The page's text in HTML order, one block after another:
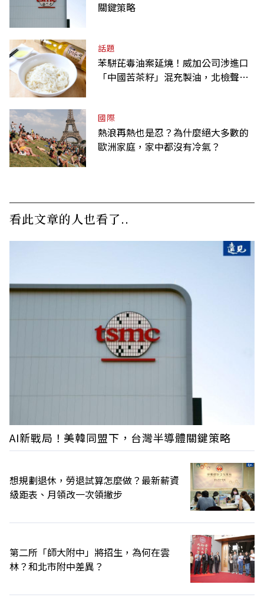
關鍵策略
話題
苯駢芘毒油案延燒！威加公司涉進口
「中國苦茶籽」混充製油，北檢聲押2
國際
熱浪再熱也是忍？為什麼絕大多數的
歐洲家庭，家中都沒有冷氣？
看此文章的人也看了..
AI新戰局！美韓同盟下，台灣半導體關鍵策略
想規劃退休，勞退試算怎麼做？最新薪資
級距表、月領改一次領撇步
第二所「師大附中」將招生，為何在雲
林？和北市附中差異？